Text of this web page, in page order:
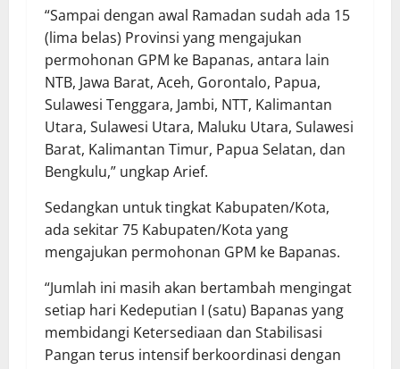
“Sampai dengan awal Ramadan sudah ada 15
(lima belas) Provinsi yang mengajukan
permohonan GPM ke Bapanas, antara lain
NTB, Jawa Barat, Aceh, Gorontalo, Papua,
Sulawesi Tenggara, Jambi, NTT, Kalimantan
Utara, Sulawesi Utara, Maluku Utara, Sulawesi
Barat, Kalimantan Timur, Papua Selatan, dan
Bengkulu,” ungkap Arief.
Sedangkan untuk tingkat Kabupaten/Kota,
ada sekitar 75 Kabupaten/Kota yang
mengajukan permohonan GPM ke Bapanas.
“Jumlah ini masih akan bertambah mengingat
setiap hari Kedeputian I (satu) Bapanas yang
membidangi Ketersediaan dan Stabilisasi
Pangan terus intensif berkoordinasi dengan